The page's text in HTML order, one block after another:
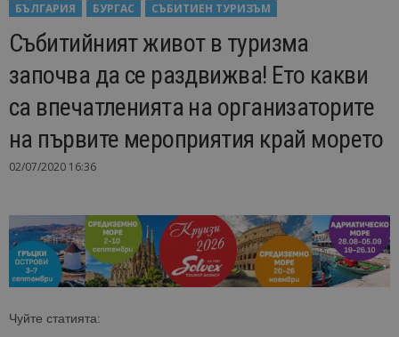
БЪЛГАРИЯ
БУРГАС СЪБИТИЕН ТУРИЗЪМ
Събитийният живот в туризма
започва да се раздвижва! Ето какви
са впечатленията на организаторите
на първите мероприятия край морето
02/07/2020 16:36
Чуйте статията: